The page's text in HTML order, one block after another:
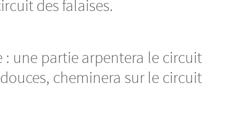
des falaises.
: une partie arpentera le circuit
cheminera sur le circuit